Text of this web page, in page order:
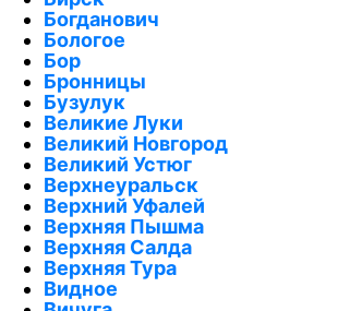
Богданович
Бологое
Бор
Бронницы
Бузулук
Великие Луки
Великий Новгород
Великий Устюг
Верхнеуральск
Верхний Уфалей
Верхняя Пышма
Верхняя Салда
Верхняя Тура
Видное